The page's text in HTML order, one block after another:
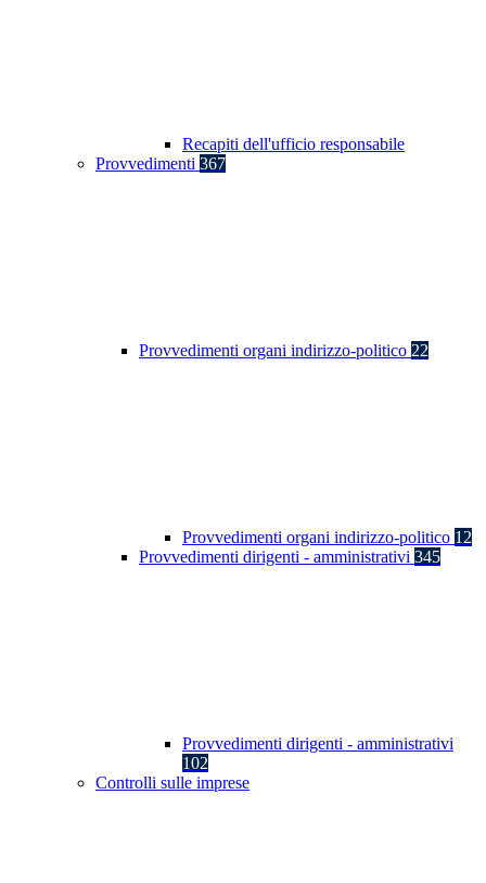
Recapiti dell'ufficio responsabile
Provvedimenti 367
Provvedimenti organi indirizzo-politico 22
Provvedimenti organi indirizzo-politico 12
Provvedimenti dirigenti - amministrativi 345
Provvedimenti dirigenti - amministrativi
102
Controlli sulle imprese